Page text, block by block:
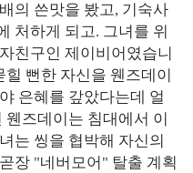
의 쓴맛을 봤고, 기숙사
처하게 되고. 그녀를 위
친구인 제이비어였습니
뻔한 자신을 웬즈데이
은혜를 갚았다는데 얼
즈데이는 침대에서 이
는 씽을 협박해 자신의
장 "네버모어" 탈출 계획